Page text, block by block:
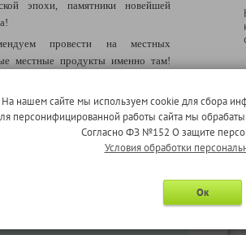
эпохи, памятники новейшей
провести на местных
местные продукты именно там!
туристов Махачкалинский
горных трав и специй, орехов до
самых популярных вкусных
На нашем сайте мы используем cookie для сбора
персонифицированной работы сайта мы
Согласно ФЗ №152 О защите
Условия обработки
Ок